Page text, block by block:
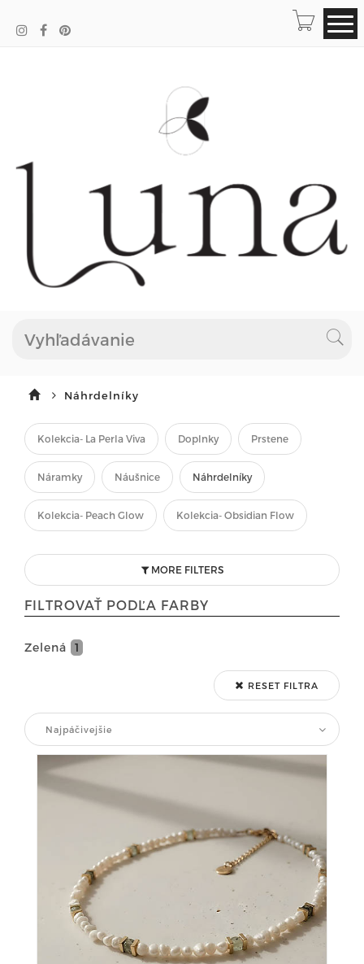
Náhrdelníky
Kolekcia- La Perla Viva Doplnky Prstene
Náramky Náušnice Náhrdelníky
Kolekcia- Peach Glow Kolekcia- Obsidian Flow
MORE FILTERS
FILTROVAŤ PODĽA FARBY
Zelená 1
RESET FILTRA
Najpáčivejšie